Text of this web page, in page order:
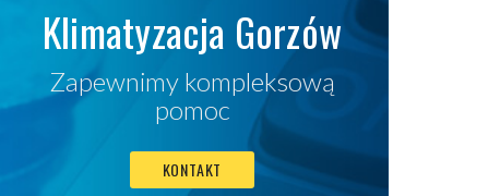
Klimatyzacja Gorzów
Zapewnimy kompleksową
pomoc
KONTAKT